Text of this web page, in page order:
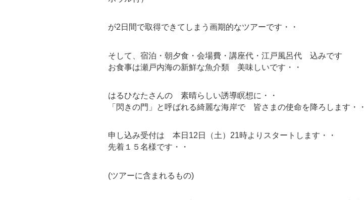
が2日間で取得できてしまう画期的なツアーです・・
そして、宿泊・朝夕食・会場費・講座代・江戸風呂代 込みです
お食事は瀬戸内海の新鮮な魚介類 美味しいです・・
はるひなたさんの 素晴らしい誘導瞑想に・・
「閃きの門」と呼ばれる綺麗な海岸で 皆さまの使命を降ろします・・
申し込み受付は 本日12日（土）21時よりスタートします・・
先着１５名様です・・
(ツアーに含まれるもの)